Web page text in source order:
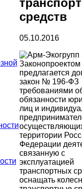
средств
05.10.2016
Законопроектом
предлагается
закон № 196-ФЗ
требованиями
обязанности
лиц и
территории
Федерации
связанную с
эксплуатацией
транспортных
оснащать